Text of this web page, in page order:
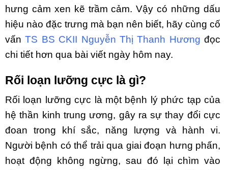
hưng cảm xen kẽ trầm cảm. Vậy có những dấu
hiệu nào đặc trưng mà bạn nên biết, hãy cùng cố
vấnTS BS CKII Nguyễn Thị Thanh Hương đọc
chi tiết hơn qua bài viết ngày hôm nay.
Rối loạn lưỡng cực là gì?
Rối loạn lưỡng cực là một bệnh lý phức tạp của
hệ thần kinh trung ương, gây ra sự thay đổi cực
đoan trong khí sắc, năng lượng và hành vi.
Người bệnh có thể trải qua giai đoạn hưng phấn,
hoạt động không ngừng, sau đó lại chìm vào